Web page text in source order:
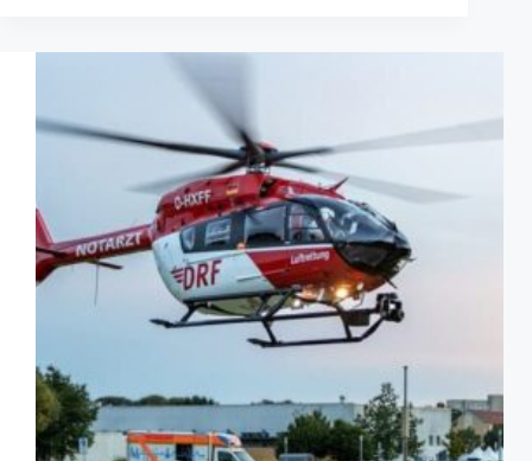
und
DRF
Luftrettung